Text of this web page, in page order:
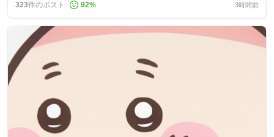
323件のポスト 92% 3時間前